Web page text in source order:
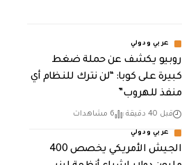
عربي ودولي
روبيو يكشف عن حملة ضغط
كبيرة على كوبا: “لن نترك للنظام أي
منفذ للهروب”
قبل 40 دقيقة 6 مشاهدات
عربي ودولي
الجيش الأمريكي يخصص 400